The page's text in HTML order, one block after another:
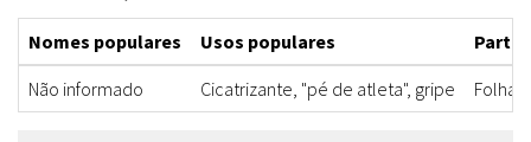
Nomes populares Usos populares
Não informado
Cicatrizante, "pé de atleta", gripe Folha